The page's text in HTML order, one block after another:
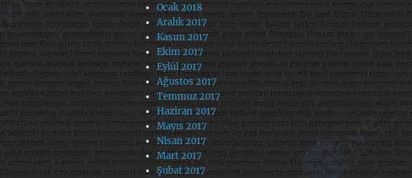
Ocak 2018
Aralık 2017
Kasım 2017
Ekim 2017
Eylül 2017
Ağustos 2017
Temmuz 2017
Haziran 2017
Mayıs 2017
Nisan 2017
Mart 2017
Şubat 2017